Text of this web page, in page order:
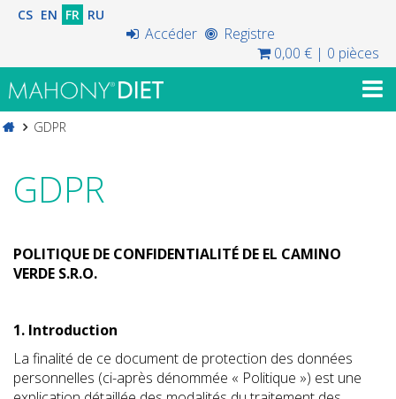
CS EN FR RU
Accéder
Registre
0,00 € | 0 pièces
GDPR
GDPR
POLITIQUE DE CONFIDENTIALITÉ DE EL CAMINO
VERDE S.R.O.
1. Introduction
La finalité de ce document de protection des données
personnelles (ci-après dénommée « Politique ») est une